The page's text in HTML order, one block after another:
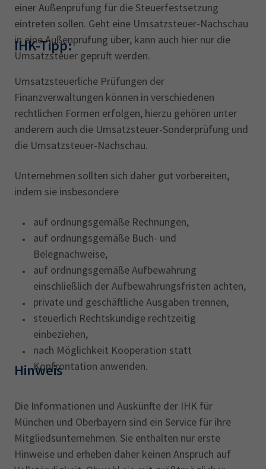
einer Außenprüfung für die Steuerfestsetzung
eintreten sollen. Geht eine Umsatzsteuer-Nachschau
in eine Außenprüfung über, kann auch hier nur die
Umsatzsteuer geprüft werden.
IHK-Tipp:
Umsatzsteuerliche Prüfungen der
Finanzverwaltungen können in verschiedenen
rechtlichen Formen erfolgen, hierzu gehören unter
anderem auch die Umsatzsteuer-Sonderprüfung und
die Umsatzsteuer-Nachschau.
Unternehmen sollten sich daher gut vorbereiten,
indem sie insbesondere
auf ordnungsgemäße Rechnungen,
auf ordnungsgemäße Buch- und
Belegnachweise,
auf ordnungsgemäße Aufbewahrung
einschließlich der Aufbewahrungsfristen achten,
private und geschäftliche Ausgaben trennen,
steuerlich Rechtskundige rechtzeitig
einbeziehen,
nach Möglichkeit Kooperation statt
Konfrontation anwenden.
Hinweis
Die Informationen und Auskünfte der IHK für
München und Oberbayern sind ein Service für ihre
Mitgliedsunternehmen. Sie enthalten nur erste
Hinweise und erheben daher keinen Anspruch auf